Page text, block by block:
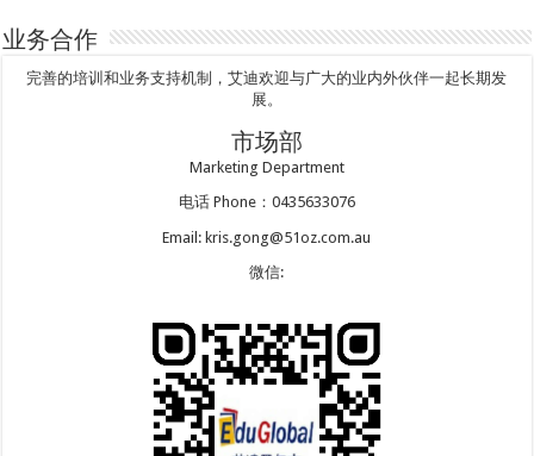
业务合作
完善的培训和业务支持机制，艾迪欢迎与广大的业内外伙伴一起长期发
展。
市场部
Marketing Department
电话 Phone：0435633076
Email: kris.gong@51oz.com.au
微信: